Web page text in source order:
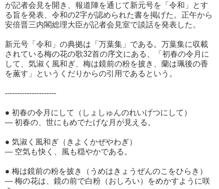
が記者会見を開き、報道陣を通じて新元号を「令和」とす
る旨を発表、令和の2字が認められた書を掲げた。正午から
安倍晋三内閣総理大臣が記者会見室で談話を発表した。
新元号「令和」の典拠は「万葉集」である。万葉集に収載
されている梅の花の歌32首の序文にある、「初春の令月に
して、気淑く風和ぎ、梅は鏡前の粉を披き、蘭は珮後の香
を薫す」というくだりからの引用であるという。
---------------------
● 初春の令月にして（しょしゅんのれいげつにして）
― 初春の、世にもめでたげな月が見える。
● 気淑く風和ぎ（きよくかぜやわぎ）
― 空気も快く、風も穏やかである。
● 梅は鏡前の粉を披き（うめはきょうぜんのこをひらき）
― 梅の花は、鏡の前で白粉（おしろい）をめかすように咲